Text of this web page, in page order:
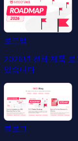
로드맵
2026년 전체 제품 로
있습니다.
블로그